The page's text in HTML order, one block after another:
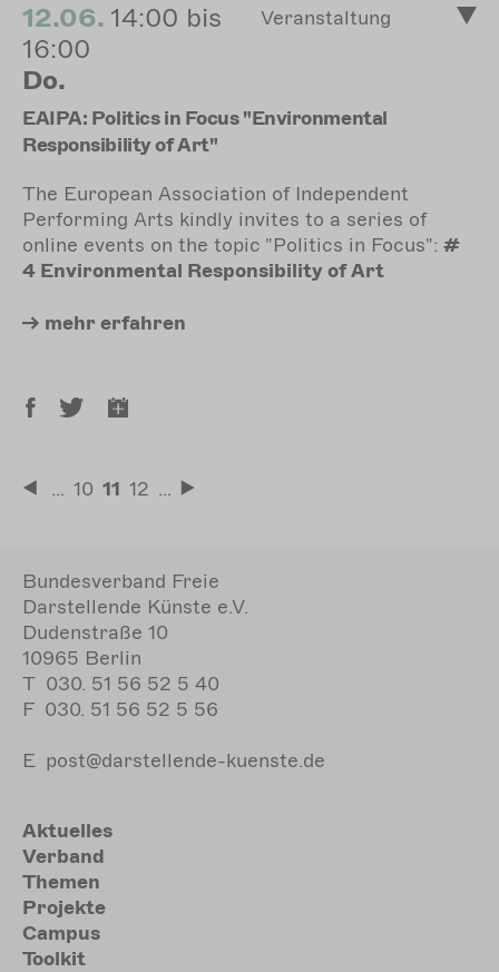
12.06. 14:00 bis
16:00
Do.
Veranstaltung
EAIPA: Politics in Focus "Environmental
Responsibility of Art"
The European Association of Independent
Performing Arts kindly invites to a series of
online events on the topic "Politics in Focus": #
4 Environmental Responsibility of Art
mehr erfahren
Seitennummerierung
… Seite
10 Aktuelle
11 Seite
12 …
Bundesverband Freie
Darstellende Künste e.V.
Dudenstraße 10
10965 Berlin
T 030. 51 56 52 5 40
F 030. 51 56 52 5 56
E post@darstellende-kuenste.de
Hauptnavigation
Aktuelles
Verband
Themen
Projekte
Campus
Toolkit